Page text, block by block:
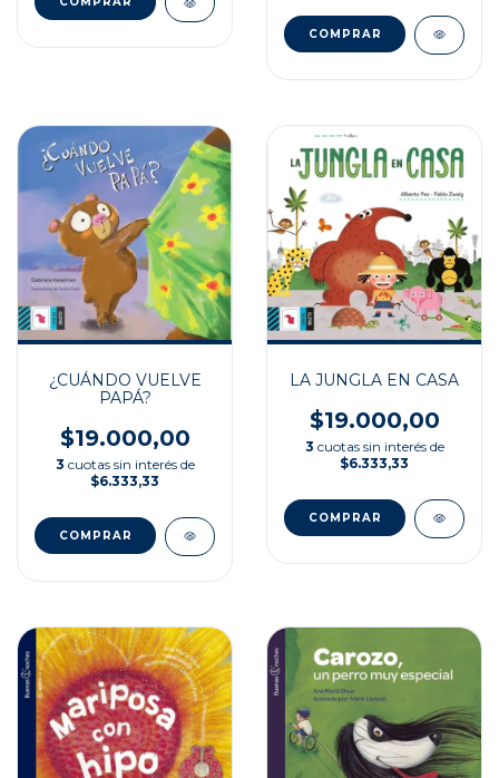
¿CUÁNDO VUELVE
PAPÁ?
$19.000,00
3 cuotas sin interés de
$6.333,33
LA JUNGLA EN CASA
$19.000,00
3 cuotas sin interés de
$6.333,33